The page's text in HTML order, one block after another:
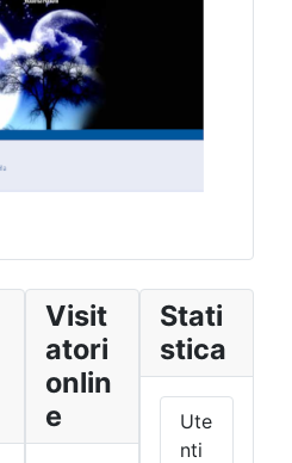
Visit
atori
onlin
e
Stati
stica
Ute
nti